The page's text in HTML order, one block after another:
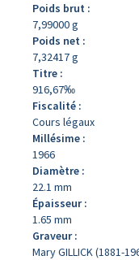
Poids brut :
7,99000 g
Poids net :
7,32417 g
Titre :
916,67‰
Fiscalité :
Cours légaux
Millésime :
1966
Diamètre :
22.1 mm
Épaisseur :
1.65 mm
Graveur :
Mary GILLICK (1881-